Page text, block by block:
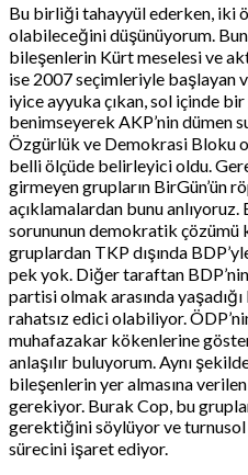
Bu birliği tahayyül ederken, iki
olabileceğini düşünüyorum.
bileşenlerin Kürt meselesi ve
ise 2007 seçimleriyle başlayan
iyice ayyuka çıkan, sol içinde
benimseyerek AKP’nin dümen
Özgürlük ve Demokrasi Bloku
belli ölçüde belirleyici oldu.
girmeyen grupların BirGün’ün
açıklamalardan bunu anlıyoruz.
sorununun demokratik çözümü
gruplardan TKP dışında
pek yok. Diğer taraftan
partisi olmak arasında
rahatsız edici olabiliyor.
muhafazakar kökenlerine
anlaşılır buluyorum. Aynı
bileşenlerin yer almasına
gerekiyor. Burak Cop, bu
gerektiğini söylüyor ve turnusol
sürecini işaret ediyor.